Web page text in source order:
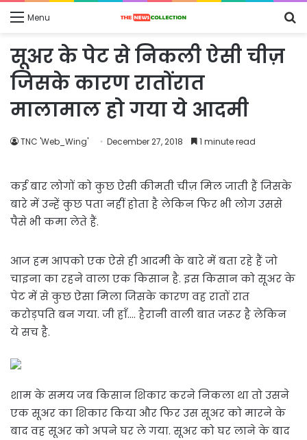
Menu
सूअर के पेट से निकली ऐसी चीज़
जिसके कारण रातोंरात
मालामाल हो गया ये आदमी
TNC 'Web_Wing' December 27, 2018 1 minute read
कई बार लोगों को कुछ ऐसी कीमती चीज़ मिल जाती हैं जिसके
बारे में उन्हें कुछ पता नहीं होता है लेकिन फिर भी लोग उससे
पैसे भी कमा लेते हैं.
आज हम आपको एक ऐसे ही आदमी के बारे में बता रहे हैं जो
चाइना का रहने वाला एक किसान है. इस किसान को सूअर के
पेट में से कुछ ऐसा मिला जिसके कारण वह रातों रात
करोड़पति बन गया. जी हाँ…. हैरानी वाली बात जरूर है लेकिन
ये सच है.
शाम के समय जब किसान शिकार करने निकला था तो उसने
एक सूअर का शिकार किया और फिर उस सूअर को मारने के
बाद वह सूअर को अपने घर ले गया. सूअर को घर लाने के बाद